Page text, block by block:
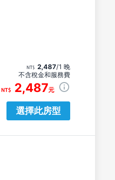
2,487/1 晚
不含稅金和服務費
2,487元
選擇此房型